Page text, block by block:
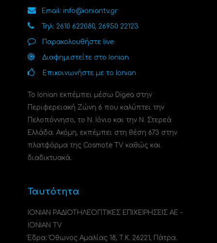
Email: info@ioniantv.gr
Τηλ: 2610 622080, 26950 22123
Παρακολουθήστε live
Διαφημιστείτε στο Ionian
Επικοινωνήστε με το Ionian
Το Ionian εκπέμπει μέσω Digea στην
Περιφερειακή Ζώνη 6 που καλύπτει την
Πελοπόννησο, το N. Ιόνιο και την Ν. Στερεά
Ελλάδα. Ακόμη, εκπέμπει στη θέση 673 στην
πλατφόρμα της Cosmote TV καθώς και
διαδικτυακά.
Ταυτότητα
ΙΟΝΙΑΝ ΡΑΔΙΟΤΗΛΕΟΠΤΙΚΕΣ ΕΠΙΧΕΙΡΗΣΕΙΣ ΑΕ -
IONIAN TV
Έδρα: Όθωνος Αμαλίας 18, Τ.Κ. 26221, Πάτρα.